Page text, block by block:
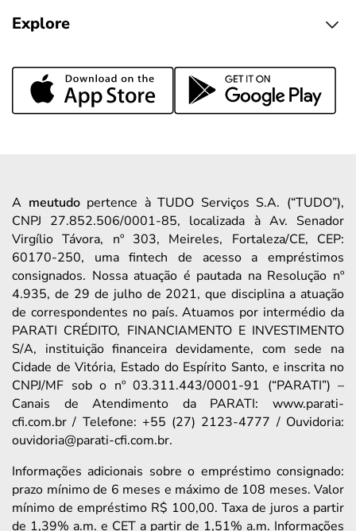
Explore
A meutudopertence à TUDO Serviços S.A. (“TUDO”),
CNPJ 27.852.506/0001-85, localizada à Av. Senador
Virgílio Távora, nº 303, Meireles, Fortaleza/CE, CEP:
60170-250, uma fintech de acesso a empréstimos
consignados. Nossa atuação é pautada na Resolução nº
4.935, de 29 de julho de 2021, que disciplina a atuação
de correspondentes no país. Atuamos por intermédio da
PARATI CRÉDITO, FINANCIAMENTO E INVESTIMENTO
S/A, instituição financeira devidamente, com sede na
Cidade de Vitória, Estado do Espírito Santo, e inscrita no
CNPJ/MF sob o nº 03.311.443/0001-91 (“PARATI”) –
Canais de Atendimento da PARATI: www.parati-
cfi.com.br / Telefone: +55 (27) 2123-4777 / Ouvidoria:
ouvidoria@parati-cfi.com.br.
Informações adicionais sobre o empréstimo consignado:
prazo mínimo de 6 meses e máximo de 108 meses. Valor
mínimo de empréstimo R$ 100,00. Taxa de juros a partir
de 1,39% a.m. e CET a partir de 1,51% a.m. Informações